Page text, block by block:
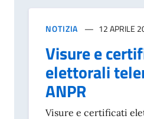
NOTIZIA 12 APRILE
Visure e
elettorali
ANPR
Visure e certificati